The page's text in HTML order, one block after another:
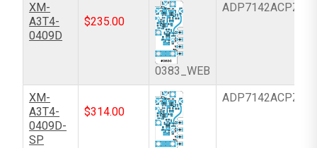
XM-
A3T4-
0409D
$235.00
0383_WEB
ADP7142ACPZN-
XM-
A3T4-
0409D-
SP
$314.00
ADP7142ACPZN-